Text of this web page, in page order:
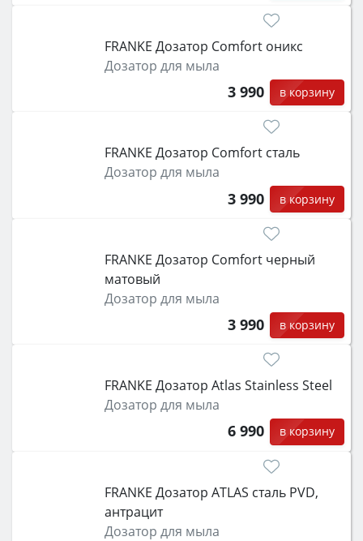
FRANKE Дозатор Comfort оникс
Дозатор для мыла
3 990 в корзину
FRANKE Дозатор Comfort сталь
Дозатор для мыла
3 990 в корзину
FRANKE Дозатор Comfort черный
матовый
Дозатор для мыла
3 990 в корзину
FRANKE Дозатор Atlas Stainless Steel
Дозатор для мыла
6 990 в корзину
FRANKE Дозатор ATLAS сталь PVD,
антрацит
Дозатор для мыла